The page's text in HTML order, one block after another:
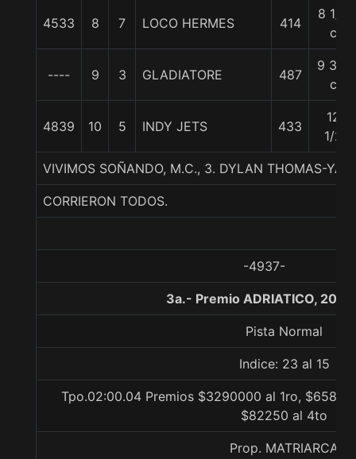
4533 8 7 LOCO HERMES 414
8 1/2
c
---- 9 3 GLADIATORE 487
9 3/4
c
4839 10 5 INDY JETS 433
12
1/2
VIVIMOS SOÑANDO, M.C., 3. DYLAN THOMAS-YA
CORRIERON TODOS.
-4937-
3a.- Premio ADRIATICO,
Pista Normal
Indice: 23 al 15
Tpo.02:00.04 Premios $3290000 al 1ro,
$82250 al 4to
Prop. MATRIARCA